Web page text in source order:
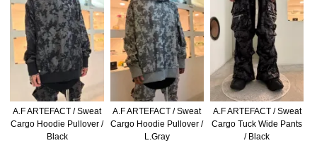
A.F ARTEFACT / Sweat
Cargo Hoodie Pullover /
Black
A.F ARTEFACT / Sweat
Cargo Hoodie Pullover /
L.Gray
A.F ARTEFACT / Sweat
Cargo Tuck Wide Pants
/ Black